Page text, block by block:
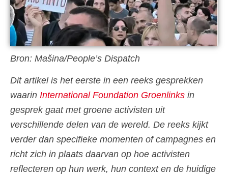
Bron: Mašina/People’s Dispatch
Dit artikel is het eerste in een reeks gesprekken
waarin International Foundation Groenlinks in
gesprek gaat met groene activisten uit
verschillende delen van de wereld. De reeks kijkt
verder dan specifieke momenten of campagnes en
richt zich in plaats daarvan op hoe activisten
reflecteren op hun werk, hun context en de huidige